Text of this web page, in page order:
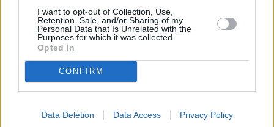
I want to opt-out of Collection, Use,
Retention, Sale, and/or Sharing of my
Personal Data that Is Unrelated with the
Purposes for which it was collected.
Opted In
CONFIRM
Data Deletion Data Access Privacy Policy
vanhin kasvitieteellinen puutarha ja Saksan
suurin eläintarha. Leipzig on kaupunki, jossa
on monipuolisia katunäkymiä ja eläväistä tunnelmaa, eikä
siellä välttämättä tarvitse vierailla monessa
pääsymaksullisessa museossa tai muussa nähtävyydessä.